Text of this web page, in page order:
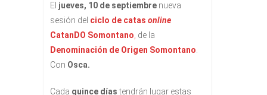
El jueves, 10 de septiembre nueva
sesión del ciclo de catas online
CatanDO Somontano de la
Denominación de Origen Somontano
Con Osca.
Cada quince díastendrán lugar estas